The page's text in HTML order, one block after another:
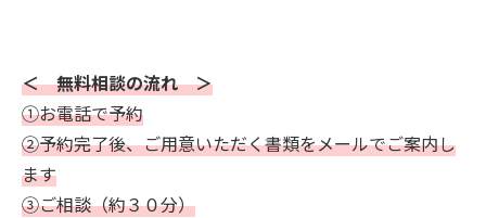
＜ 無料相談の流れ ＞
①お電話で予約
②予約完了後、ご用意いただく書類をメールでご案内し
ます
③ご相談（約３０分）